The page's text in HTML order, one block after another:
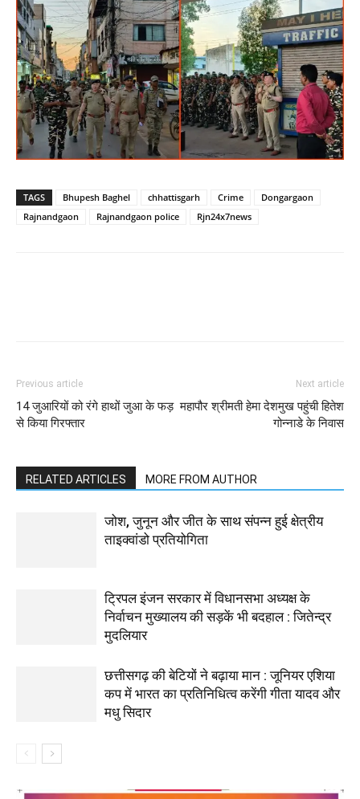
TAGS Bhupesh Baghel chhattisgarh Crime
Dongargaon
Rajnandgaon
Rajnandgaon police Rjn24x7news
Previous article
14 जुआरियों को रंगे हाथों जुआ के फड़
से किया गिरफ्तार
Next article
महापौर श्रीमती हेमा देशमुख पहुंची हितेश
गोन्नाडे के निवास
RELATED ARTICLES MORE FROM AUTHOR
जोश, जुनून और जीत के साथ संपन्न हुई क्षेत्रीय
ताइक्वांडो प्रतियोगिता
ट्रिपल इंजन सरकार में विधानसभा अध्यक्ष के
निर्वाचन मुख्यालय की सड़कें भी बदहाल : जितेन्द्र
मुदलियार
छत्तीसगढ़ की बेटियों ने बढ़ाया मान : जूनियर एशिया
कप में भारत का प्रतिनिधित्व करेंगी गीता यादव और
मधु सिदार